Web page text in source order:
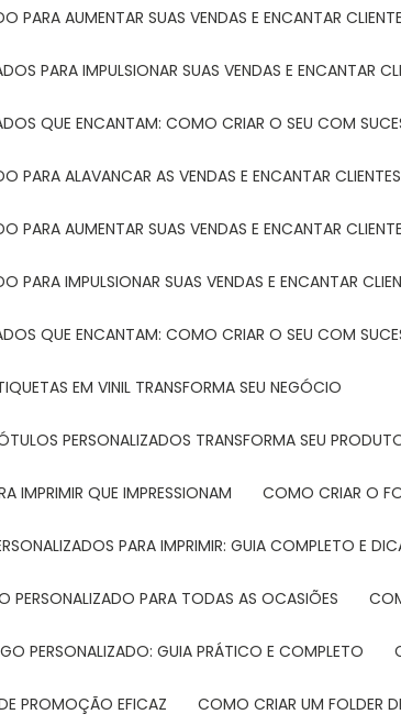
PARA AUMENTAR SUAS VENDAS E ENCANTAR
PARA IMPULSIONAR SUAS VENDAS E ENCANTAR
QUE ENCANTAM: COMO CRIAR O SEU COM
PARA ALAVANCAR AS VENDAS E ENCANTAR CLIENTES
PARA AUMENTAR SUAS VENDAS E ENCANTAR
PARA IMPULSIONAR SUAS VENDAS E ENCANTAR
QUE ENCANTAM: COMO CRIAR O SEU COM
EM VINIL TRANSFORMA SEU NEGÓCIO
PERSONALIZADOS TRANSFORMA SEU
IMPRIMIR QUE IMPRESSIONAM COMO CRIAR O
PARA IMPRIMIR: GUIA COMPLETO E
PERSONALIZADO PARA TODAS AS OCASIÕES
PERSONALIZADO: GUIA PRÁTICO E COMPLETO
PROMOÇÃO EFICAZ COMO CRIAR UM FOLDER